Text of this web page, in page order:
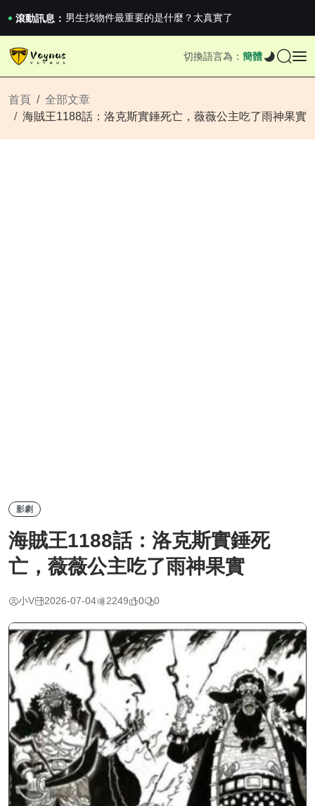
滾動訊息： 男生找物件最重要的是什麼？太真實了
2026澳網男單收官：全滿貫對上全滿亞，德約...
《巔峰守衛 Highguard》正式上線，官...
《巔峰守衛 Highguard》正式上線，官...
切換語言為： 簡體
首頁
全部文章
海賊王1188話：洛克斯實錘死亡，薇薇公主吃了雨神果實
影劇
海賊王1188話：洛克斯實錘死
亡，薇薇公主吃了雨神果實
小V 2026-07-04 2249 0 0